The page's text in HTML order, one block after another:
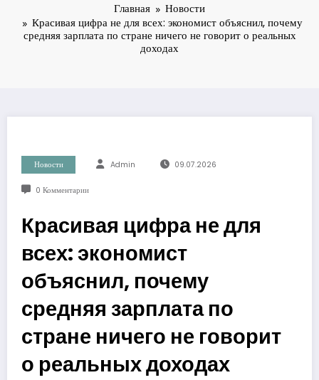
Главная
Новости
Красивая цифра не для всех: экономист объяснил, почему
средняя зарплата по стране ничего не говорит о реальных
доходах
Новости Admin 09.07.2026
0 Комментарии
Красивая цифра не для
всех: экономист
объяснил, почему
средняя зарплата по
стране ничего не говорит
о реальных доходах